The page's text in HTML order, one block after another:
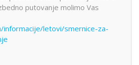
putovanje molimo Vas
informacije/letovi/smernice-za-